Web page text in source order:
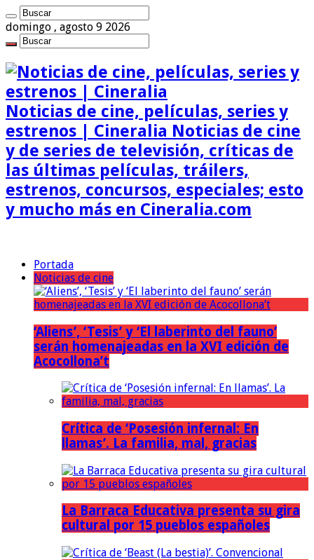
domingo , agosto 9 2026
Noticias de cine, películas, series y
estrenos | Cineralia Noticias de cine
y de series de televisión, críticas de
las últimas películas, tráilers,
estrenos, concursos, especiales; esto
y mucho más en Cineralia.com
Portada
Noticias de cine
‘Aliens’, ‘Tesis’ y ‘El laberinto del fauno’
serán homenajeadas en la XVI edición de
Acocollona’t
Crítica de ‘Posesión infernal: En
llamas’. La familia, mal, gracias
La Barraca Educativa presenta su gira
cultural por 15 pueblos españoles